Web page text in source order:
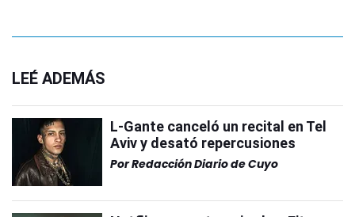
LEÉ ADEMÁS
L-Gante canceló un recital en Tel
Aviv y desató repercusiones
PorRedacción Diario de Cuyo